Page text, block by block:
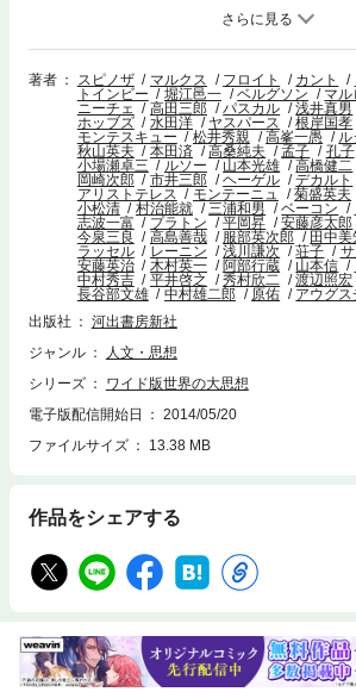
の源泉をなした。神に背き、神から見すてられた
徹底的に明るみにひき出してみせる。〈収録タイ
伝※この電子書籍は、オンデマンド本「ワイド版
しております。
著者 スピノザ マルクス フロイト カント
トインビー
堀江邑一 ベルグソン マル
ニーチェ
高田三郎 パスカル 浅井真男
ホッブズ
水田洋 ヤスパース 根岸国孝
モンテスキュー
松井秀親 高峯一愚 ル
秋山英夫
本田済 高桑純夫 孟子 孔子
小場瀬卓三
ルソー 山本光雄 高橋健二
岡崎次郎
市井三郎 ヘーゲル デカルト
アリストテレス
モンテーニュ 菊盛英夫
小松清
村治能就 三浦和男 ベーコン
志波一富
プラトン 平岡昇 安藤彦太郎
今泉三良
高島善哉 服部英次郎 田中
ラッセル
レーニン 浅川謙次 荘子
安藤英治
木村英一 阿部行蔵 山本信
中村秀吉
平井啓之 秀村欣二 渡辺照宏
長谷部文雄
中村雄二郎 原佑
アウグス
出版社
河出書房新社
ジャンル
人文・思想
シリーズ
ワイド版世界の大思想
電子版配信開始日
2014/05/20
ファイルサイズ
13.38 MB
作品をシェアする